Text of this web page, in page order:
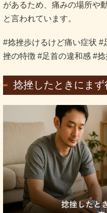
があるため、痛みの場所や
と言われています。
#捻挫歩けるけど痛い症状
挫の特徴 #足首の違和感 #
捻挫したときにま